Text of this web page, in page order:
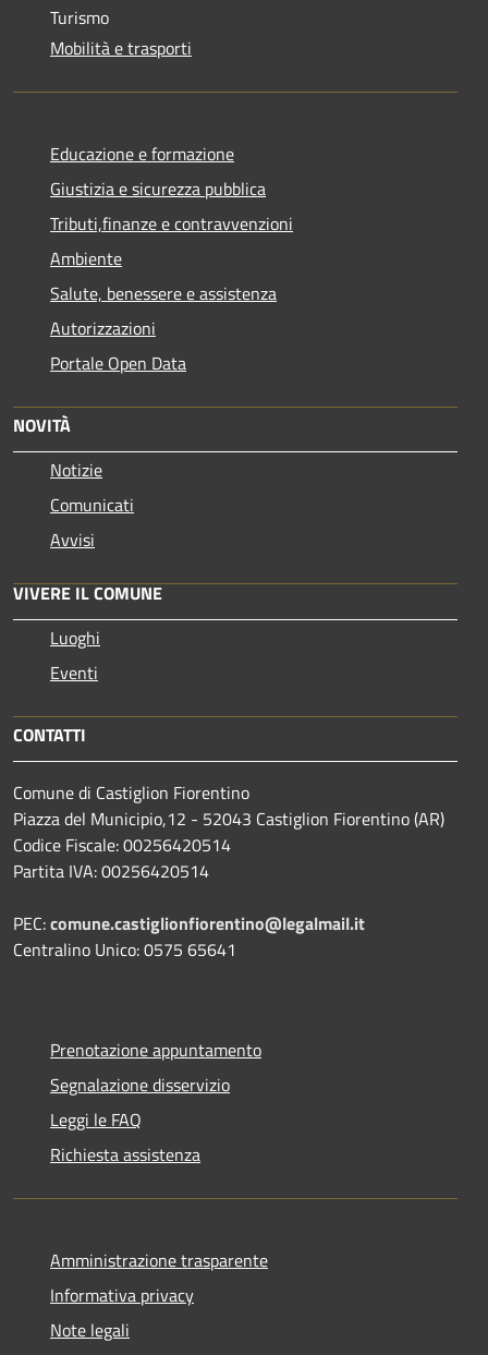
Turismo
Mobilità e trasporti
Educazione e formazione
Giustizia e sicurezza pubblica
Tributi,finanze e contravvenzioni
Ambiente
Salute, benessere e assistenza
Autorizzazioni
Portale Open Data
NOVITÀ
Notizie
Comunicati
Avvisi
VIVERE IL COMUNE
Luoghi
Eventi
CONTATTI
Comune di Castiglion Fiorentino
Piazza del Municipio,12 - 52043 Castiglion Fiorentino (AR)
Codice Fiscale: 00256420514
Partita IVA: 00256420514
PEC:comune.castiglionfiorentino@legalmail.it
Centralino Unico: 0575 65641
Prenotazione appuntamento
Segnalazione disservizio
Leggi le FAQ
Richiesta assistenza
Amministrazione trasparente
Informativa privacy
Note legali